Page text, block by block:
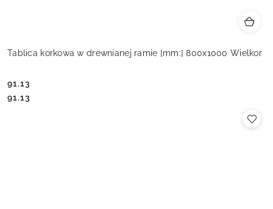
Tablica korkowa w drewnianej ramie [mm:] 800x1000 Wielkor
Cena:
91.13
Cena:
91.13